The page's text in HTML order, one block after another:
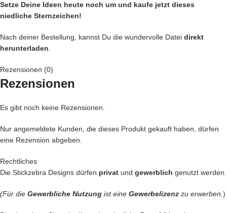
Setze Deine Ideen heute noch um und kaufe jetzt dieses
niedliche Sternzeichen!
Nach deiner Bestellung, kannst Du die wundervolle Datei direkt
herunterladen.
Rezensionen (0)
Rezensionen
Es gibt noch keine Rezensionen.
Nur angemeldete Kunden, die dieses Produkt gekauft haben, dürfen
eine Rezension abgeben.
Rechtliches
Die Stickzebra Designs dürfen privat und gewerblich genutzt werden.
(Für die Gewerbliche Nutzung ist eine Gewerbelizenz zu erwerben.)